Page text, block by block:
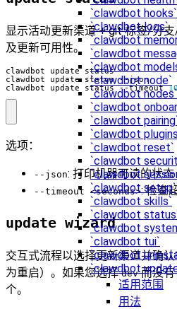
`clawdbot hooks`
`clawdbot logs`
`clawdbot
`clawdbot
`clawdbot
`clawdbot node`
`clawdbot nodes`
`clawdbot
`clawdbot
`clawdbot
`clawdbot reset`
`clawdbot
`clawdbot
`clawdbot setup`
`clawdbot skills`
`clawdbot
`clawdbot
`clawdbot tui`
`clawdbot
`clawdbot
适用范围
用法
显示活动更新渠道 + git 标签/分
及更新可用性。
clawdbot update status --timeout 10
选项：
--json: 打印机器可读的状态
--timeout <seconds>: 检查
update wizard
交互式流程以选择更新渠道并确
为重启）。如果您选择dev而没有
个。